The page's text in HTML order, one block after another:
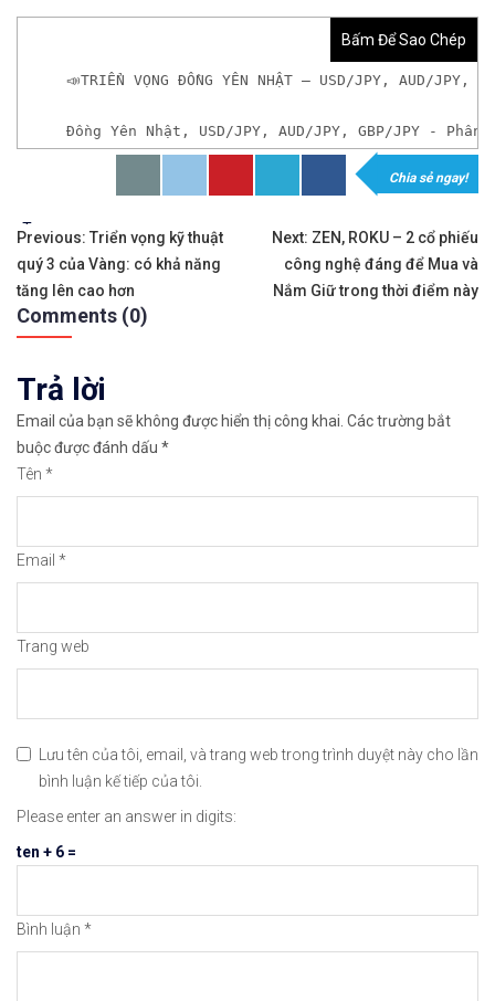
Bấm Để Sao Chép
📣TRIỂN VỌNG ĐỒNG YÊN NHẬT – USD/JPY, AUD/JPY,
Đồng Yên Nhật, USD/JPY, AUD/JPY, GBP/JPY -
𝘟𝘦𝘮 𝘤𝘩𝘪 𝘵𝘪ế𝘵: https://chungkhoanforex.com/
✨🏆𝐗𝐨á 𝐛ỏ 𝐥𝐨 𝐥ắ𝐧𝐠 𝐤𝐡𝐢 𝐭𝐡𝐚𝐦 𝐠𝐢𝐚 𝐭𝐡ị 𝐭𝐫ườ𝐧𝐠 𝐭à𝐢 𝐜𝐡í𝐧𝐡
✅𝘔ở 𝘵à𝘪 𝘬𝘩𝘰ả𝘯 𝘵𝘳ê𝘯 𝘴à𝘯 𝘌𝘹𝘯𝘦𝘴𝘴 𝘜𝘺 𝘛í𝘯 𝘷à 𝘱𝘩ù
✅𝘔ở 𝘵à𝘪 𝘬𝘩𝘰ả𝘯 𝘵𝘳ê𝘯 𝘴à𝘯 𝘐𝘊𝘔𝘢𝘳𝘬𝘦𝘵𝘴 𝘯ổ𝘪 𝘵𝘪ế𝘯𝘨
✅𝘔ở 𝘵à𝘪 𝘬𝘩𝘰ả𝘯 𝘵𝘳ê𝘯 𝘴à𝘯 𝘉𝘪𝘯𝘢𝘯𝘤𝘦 𝘯ổ𝘪 𝘵𝘪ế𝘯𝘨 𝘯𝘩ấ𝘵
🔗https://chungkhoanforex.com/trien-vong-dong-
Chia sẻ ngay!
Tags:
Điều
hướng
bài
viết
Previous: Triển vọng kỹ thuật
quý 3 của Vàng: có khả năng
tăng lên cao hơn
Next: ZEN, ROKU – 2 cổ phiếu
công nghệ đáng để Mua và
Nắm Giữ trong thời điểm này
Comments (0)
Trả lời
Email của bạn sẽ không được hiển thị công khai. Các trường bắt
buộc được đánh dấu *
Tên *
Email *
Trang web
Lưu tên của tôi, email, và trang web trong trình duyệt này cho lần
bình luận kế tiếp của tôi.
Please enter an answer in digits:
ten + 6 =
Bình luận *